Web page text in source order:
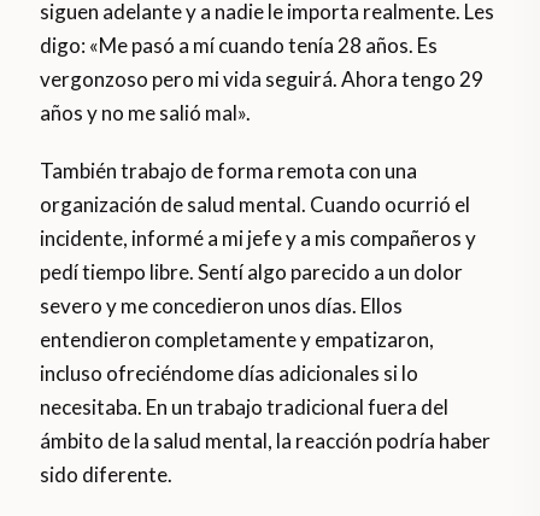
siguen adelante y a nadie le importa realmente. Les
digo: «Me pasó a mí cuando tenía 28 años. Es
vergonzoso pero mi vida seguirá. Ahora tengo 29
años y no me salió mal».
También trabajo de forma remota con una
organización de salud mental. Cuando ocurrió el
incidente, informé a mi jefe y a mis compañeros y
pedí tiempo libre. Sentí algo parecido a un dolor
severo y me concedieron unos días. Ellos
entendieron completamente y empatizaron,
incluso ofreciéndome días adicionales si lo
necesitaba. En un trabajo tradicional fuera del
ámbito de la salud mental, la reacción podría haber
sido diferente.